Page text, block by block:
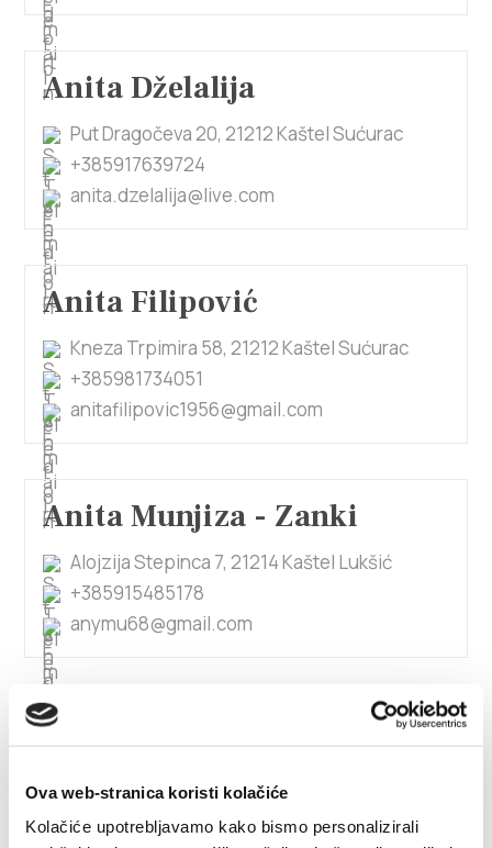
Ova web-stranica koristi kolačiće
Kolačiće upotrebljavamo kako bismo personalizirali
Anita Dželalija
Put Dragočeva 20, 21212 Kaštel Sućurac
+385917639724
anita.dzelalija@live.com
Anita Filipović
Kneza Trpimira 58, 21212 Kaštel Sućurac
+385981734051
anitafilipovic1956@gmail.com
Anita Munjiza - Zanki
Alojzija Stepinca 7, 21214 Kaštel Lukšić
+385915485178
anymu68@gmail.com
avukman4@gmail.com